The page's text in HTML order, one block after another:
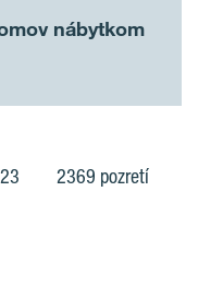
nábytkom
2369 pozretí